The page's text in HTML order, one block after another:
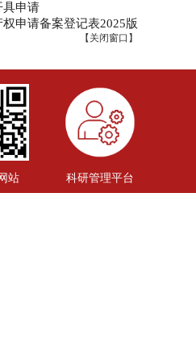
具申请
申请备案登记表2025版
【 关闭窗口 】
站 科研管理平台